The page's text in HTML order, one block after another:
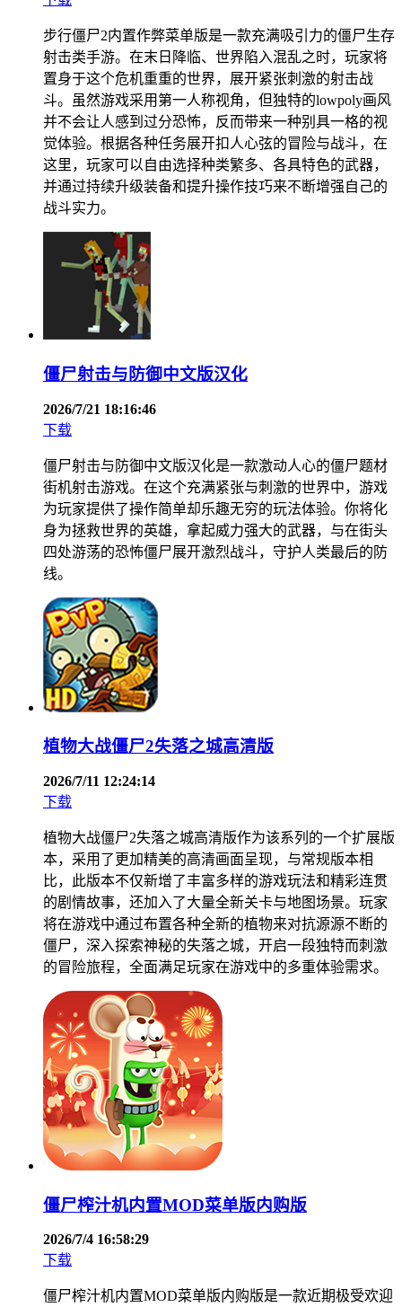
步行僵尸2内置作弊菜单版是一款充满吸引力的僵尸生存
射击类手游。在末日降临、世界陷入混乱之时，玩家将
置身于这个危机重重的世界，展开紧张刺激的射击战
斗。虽然游戏采用第一人称视角，但独特的lowpoly画风
并不会让人感到过分恐怖，反而带来一种别具一格的视
觉体验。根据各种任务展开扣人心弦的冒险与战斗，在
这里，玩家可以自由选择种类繁多、各具特色的武器，
并通过持续升级装备和提升操作技巧来不断增强自己的
战斗实力。
僵尸射击与防御中文版汉化
2026/7/21 18:16:46
下载
僵尸射击与防御中文版汉化是一款激动人心的僵尸题材
街机射击游戏。在这个充满紧张与刺激的世界中，游戏
为玩家提供了操作简单却乐趣无穷的玩法体验。你将化
身为拯救世界的英雄，拿起威力强大的武器，与在街头
四处游荡的恐怖僵尸展开激烈战斗，守护人类最后的防
线。
植物大战僵尸2失落之城高清版
2026/7/11 12:24:14
下载
植物大战僵尸2失落之城高清版作为该系列的一个扩展版
本，采用了更加精美的高清画面呈现，与常规版本相
比，此版本不仅新增了丰富多样的游戏玩法和精彩连贯
的剧情故事，还加入了大量全新关卡与地图场景。玩家
将在游戏中通过布置各种全新的植物来对抗源源不断的
僵尸，深入探索神秘的失落之城，开启一段独特而刺激
的冒险旅程，全面满足玩家在游戏中的多重体验需求。
僵尸榨汁机内置MOD菜单版内购版
2026/7/4 16:58:29
下载
僵尸榨汁机内置MOD菜单版内购版是一款近期极受欢迎